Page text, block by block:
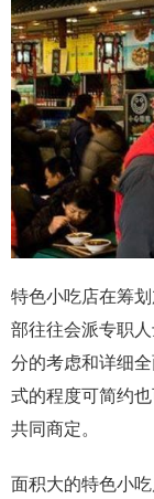
特色小吃店在筹划
部往往会派专职
分的考虑和详细
式的程度可简约
共同商定。
面积大的特色小